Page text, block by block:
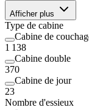
Afficher plus
Type de cabine
Cabine de
1 138
Cabine double
370
Cabine de jour
23
Nombre d'essieux